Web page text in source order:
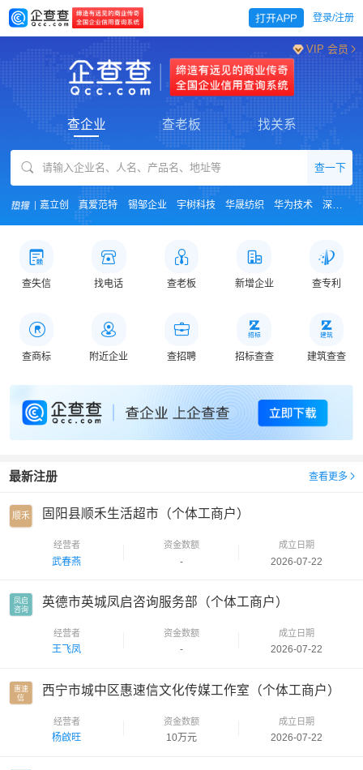
登录/注册
VIP 会员
查企业 查老板 找关系
查一下
嘉立创 真爱范特 锡邹企业 宇树科技 华晟纺织 华为技术 深度求索
查失信 找电话 查老板 新增企业 查专利
查商标 附近企业 查招聘 招标查查 建筑查查
最新注册 查看更多
顺禾 固阳县顺禾生活超市（个体工商户）
经营者
武春燕
资金数额
-
成立日期
2026-07-22
凤启
咨询
英德市英城凤启咨询服务部（个体工商户）
经营者
王飞凤
资金数额
-
成立日期
2026-07-22
惠速
信
西宁市城中区惠速信文化传媒工作室（个体工商户）
经营者
杨啟旺
资金数额
10万元
成立日期
2026-07-22